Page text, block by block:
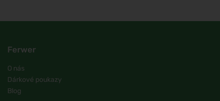
Ferwer
O nás
Dárkové poukazy
Blog